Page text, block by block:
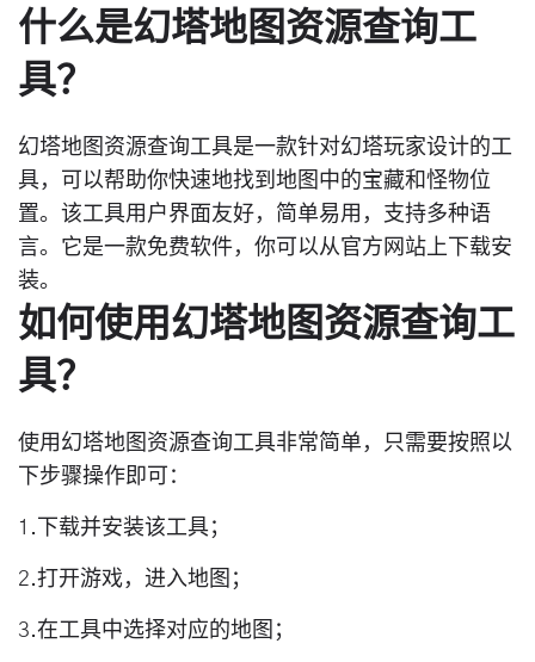
什么是幻塔地图资源查询工
具？
幻塔地图资源查询工具是一款针对幻塔玩家设计的工
具，可以帮助你快速地找到地图中的宝藏和怪物位
置。该工具用户界面友好，简单易用，支持多种语
言。它是一款免费软件，你可以从官方网站上下载安
装。
如何使用幻塔地图资源查询工
具？
使用幻塔地图资源查询工具非常简单，只需要按照以
下步骤操作即可：
1.下载并安装该工具；
2.打开游戏，进入地图；
3.在工具中选择对应的地图；